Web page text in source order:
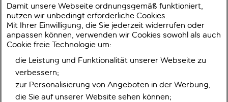
Damit unsere Webseite ordnungsgemäß funktioniert,
nutzen wir unbedingt erforderliche Cookies.
Mit Ihrer Einwilligung, die Sie jederzeit widerrufen oder
anpassen können, verwenden wir Cookies sowohl als auch
Cookie freie Technologie um:
die Leistung und Funktionalität unserer Webseite zu
verbessern;
zur Personalisierung von Angeboten in der Werbung,
die Sie auf unserer Website sehen können;